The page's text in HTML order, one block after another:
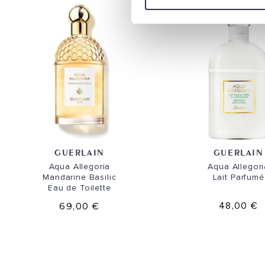
GUERLAIN
Aqua Allegoria
Mandarine Basilic
Eau de Toilette
69,00 €
GUERLAIN
Aqua
Lait Parfumé
48,00 €